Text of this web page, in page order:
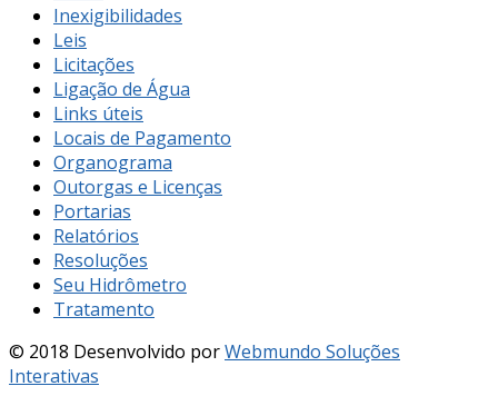
Inexigibilidades
Leis
Licitações
Ligação de Água
Links úteis
Locais de Pagamento
Organograma
Outorgas e Licenças
Portarias
Relatórios
Resoluções
Seu Hidrômetro
Tratamento
© 2018 Desenvolvido porWebmundo Soluções
Interativas